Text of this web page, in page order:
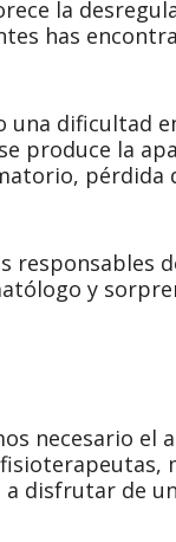
la
has
una dificultad
se produce la
pérdida
responsables
y
necesario el
disfrutar de